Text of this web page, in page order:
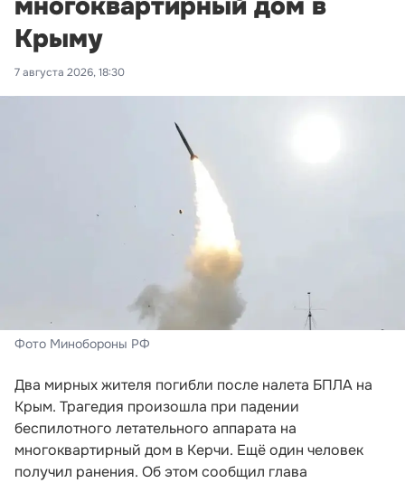
Крыму
7 августа 2026, 18:30
Фото Минобороны РФ
Два мирных жителя погибли после налета БПЛА на
Крым. Трагедия произошла при падении
беспилотного летательного аппарата на
многоквартирный дом в Керчи. Ещё один человек
получил ранения. Об этом сообщил глава